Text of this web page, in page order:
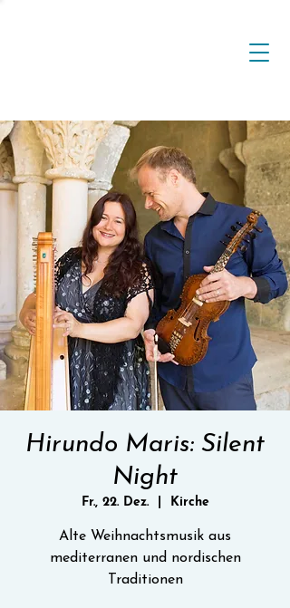
Hirundo Maris: Silent
Night
Fr., 22. Dez.
  |
Kirche
Alte Weihnachtsmusik aus
mediterranen und nordischen
Traditionen